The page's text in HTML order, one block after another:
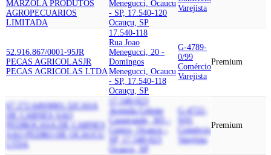
MARZOLA PRODUTOS
AGROPECUARIOS
LIMITADA
Menegucci, Ocaucu
- SP, 17.540-120
Ocauçu, SP
Varejista
52.916.867/0001-95JR
PECAS AGRICOLASJR
PECAS AGRICOLAS LTDA
17.540-118
Rua Joao
Menegucci, 20 -
Domingos
Menegucci, Ocaucu
- SP, 17.540-118
Ocauçu, SP
G-4789-
0/99
Comércio
Varejista
Premium
67.272.649/0001-32CASA
DE CARNES SAO
PEDRO
CASA DE CARNES
SAO PEDRO DE OCAUCU
LTDA
17.540-023
Avenida Celeste
Casagrande, 305 -
Centro, Ocaucu -
SP, 17.540-023
Ocauçu, SP
G-4722-
Comércio
Varejista
Premium